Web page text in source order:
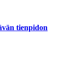
tienpidon